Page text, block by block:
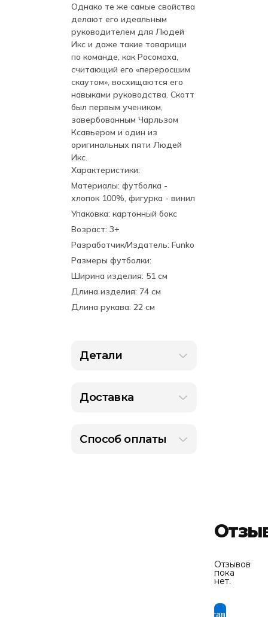
Однако те же самые свойства
делают его идеальным
руководителем для Людей
Икс и даже такие товарищи
по команде, как Росомаха,
считающий его «переросшим
скаутом», восхищаются его
навыками руководства. Скотт
был первым учеником,
завербованным Чарльзом
Ксавьером и один из
оригинальных пяти Людей
Икс.
Характеристики:
Материалы: футболка -
хлопок 100%, фигурка - винил
Упаковка: картонный бокс
Возраст: 3+
Разработчик/Издатель: Funko
Размеры футболки:
Ширина изделия: 51 см
Длина изделия: 74 см
Длина рукава: 22 см
Детали
Доставка
Способ оплаты
Отзывов
пока
нет.
Оставить